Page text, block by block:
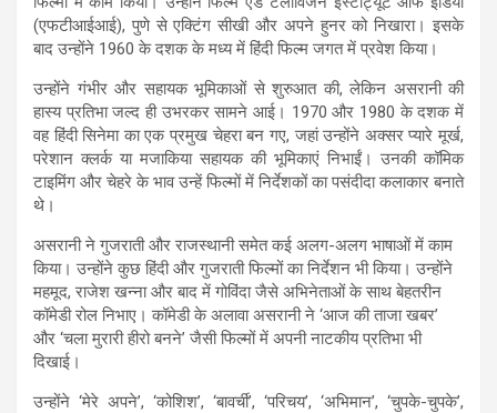
(एफटीआईआई), पुणे से एक्टिंग सीखी और अपने हुनर ​​को निखारा। इसके
बाद उन्होंने 1960 के दशक के मध्य में हिंदी फिल्म जगत में प्रवेश किया।
उन्होंने गंभीर और सहायक भूमिकाओं से शुरुआत की, लेकिन असरानी की
हास्य प्रतिभा जल्द ही उभरकर सामने आई। 1970 और 1980 के दशक में
वह हिंदी सिनेमा का एक प्रमुख चेहरा बन गए, जहां उन्होंने अक्सर प्यारे मूर्ख,
परेशान क्लर्क या मजाकिया सहायक की भूमिकाएं निभाईं। उनकी कॉमिक
टाइमिंग और चेहरे के भाव उन्हें फिल्मों में निर्देशकों का पसंदीदा कलाकार बनाते
थे।
असरानी ने गुजराती और राजस्थानी समेत कई अलग-अलग भाषाओं में काम
किया। उन्होंने कुछ हिंदी और गुजराती फिल्मों का निर्देशन भी किया। उन्होंने
महमूद, राजेश खन्ना और बाद में गोविंदा जैसे अभिनेताओं के साथ बेहतरीन
कॉमेडी रोल निभाए। कॉमेडी के अलावा असरानी ने ‘आज की ताजा खबर’
और ‘चला मुरारी हीरो बनने’ जैसी फिल्मों में अपनी नाटकीय प्रतिभा भी
दिखाई।
उन्होंने ‘मेरे अपने’, ‘कोशिश’, ‘बावर्ची’, ‘परिचय’, ‘अभिमान’, ‘चुपके-चुपके’,